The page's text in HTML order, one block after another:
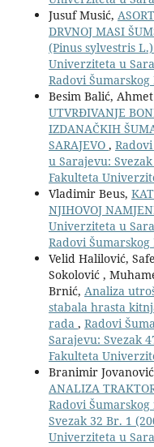
Jusuf Musić,
DRVNOJ MASI
(Pinus sylvestris L.)
Univerziteta u
Radovi
Besim Balić,
UTVRÐIVANJE
IZDANAČKIH
SARAJEVO ,
u Sarajevu:
Fakulteta
Vladimir Beus,
NJIHOVOJ
Univerziteta u
Radovi
Velid Halilović,
Sokolović ,
Brnić, Analiza
stabala hrasta
rada , Radovi
Sarajevu: Svezak
Fakulteta
Branimir
ANALIZA
Radovi
Svezak 32 Br. 1
Univerziteta u